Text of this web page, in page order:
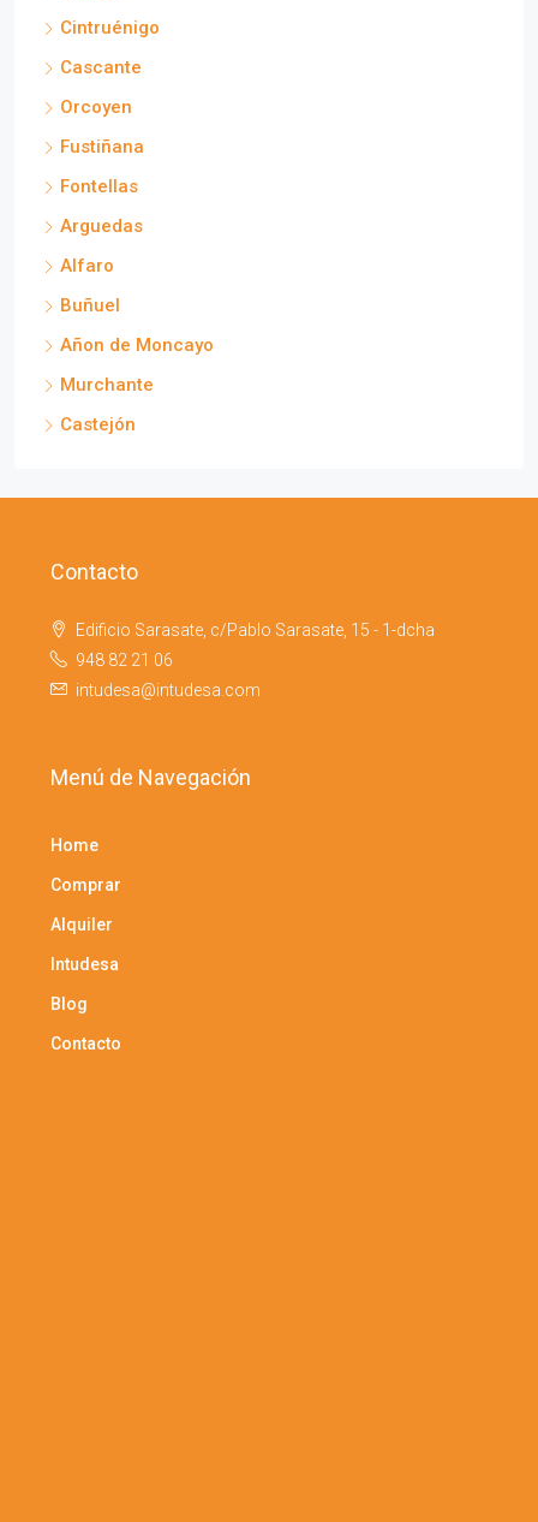
Cintruénigo
Cascante
Orcoyen
Fustiñana
Fontellas
Arguedas
Alfaro
Buñuel
Añon de Moncayo
Murchante
Castejón
Contacto
Edificio Sarasate, c/Pablo Sarasate, 15 - 1-dcha
948 82 21 06
intudesa@intudesa.com
Menú de Navegación
Home
Comprar
Alquiler
Intudesa
Blog
Contacto